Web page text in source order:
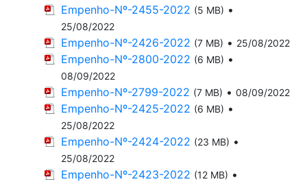
Empenho-Nº-2455-2022 (5 MB) •
25/08/2022
Empenho-Nº-2426-2022 (7 MB) • 25/08/2022
Empenho-Nº-2800-2022 (6 MB) •
08/09/2022
Empenho-Nº-2799-2022 (7 MB) • 08/09/2022
Empenho-Nº-2425-2022 (6 MB) •
25/08/2022
Empenho-Nº-2424-2022 (23 MB) •
25/08/2022
Empenho-Nº-2423-2022 (12 MB) •